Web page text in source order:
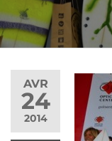
AVR
24
2014